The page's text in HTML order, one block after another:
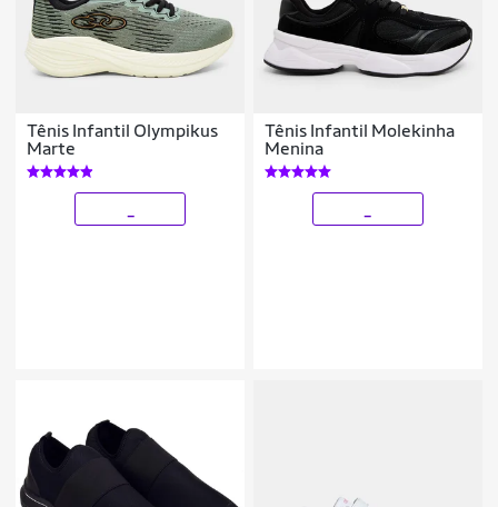
Tênis Infantil Olympikus
Marte
Tênis Infantil Molekinha
Menina